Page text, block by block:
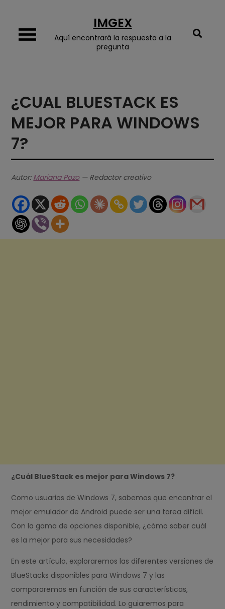
content
IMGEX
Aquí encontrará la respuesta a la
pregunta
¿CUAL BLUESTACK ES
MEJOR PARA WINDOWS
7?
Autor: Mariana Pozo— Redactor creativo
¿Cuál BlueStack es mejor para Windows 7?
Como usuarios de Windows 7, sabemos que encontrar el
mejor emulador de Android puede ser una tarea difícil.
Con la gama de opciones disponible, ¿cómo saber cuál
es la mejor para sus necesidades?
En este artículo, exploraremos las diferentes versiones de
BlueStacks disponibles para Windows 7 y las
compararemos en función de sus características,
rendimiento y compatibilidad. Lo guiaremos para